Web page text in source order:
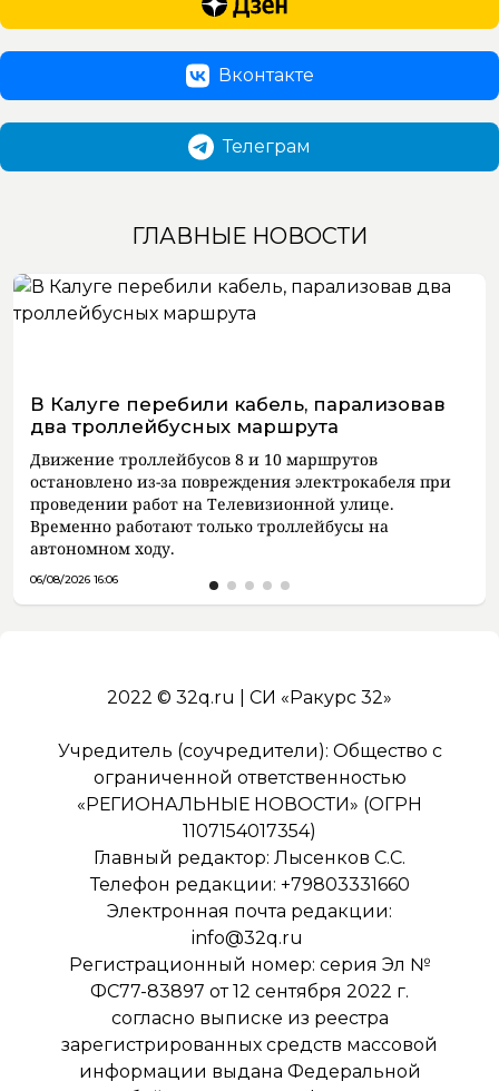
Вконтакте
Телеграм
ГЛАВНЫЕ НОВОСТИ
В Калуге перебили кабель, парализовав
два троллейбусных маршрута
Движение троллейбусов 8 и 10 маршрутов
остановлено из-за повреждения электрокабеля при
проведении работ на Телевизионной улице.
Временно работают только троллейбусы на
автономном ходу.
06/08/2026 16:06
2022 © 32q.ru | СИ «Ракурс 32»
Учредитель (соучредители): Общество с
ограниченной ответственностью
«РЕГИОНАЛЬНЫЕ НОВОСТИ» (ОГРН
1107154017354)
Главный редактор: Лысенков С.С.
Телефон редакции: +79803331660
Электронная почта редакции:
info@32q.ru
Регистрационный номер: серия Эл №
ФС77-83897 от 12 сентября 2022 г.
согласно выписке из реестра
зарегистрированных средств массовой
информации выдана Федеральной